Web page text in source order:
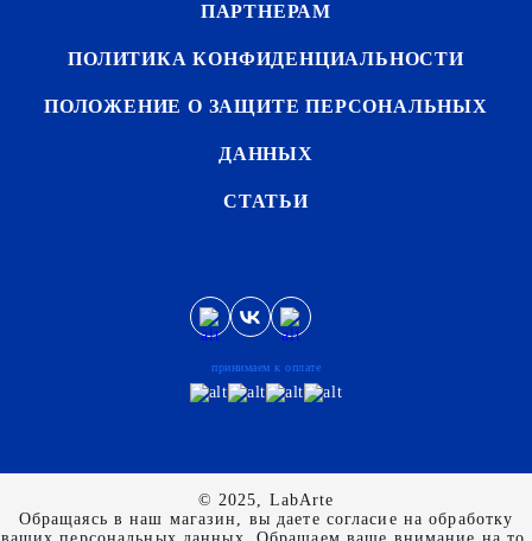
ПАРТНЕРАМ
ПОЛИТИКА КОНФИДЕНЦИАЛЬНОСТИ
ПОЛОЖЕНИЕ О ЗАЩИТЕ ПЕРСОНАЛЬНЫХ
ДАННЫХ
СТАТЬИ
принимаем к оплате
© 2025, LabArte
Обращаясь в наш магазин, вы даете согласие на обработку